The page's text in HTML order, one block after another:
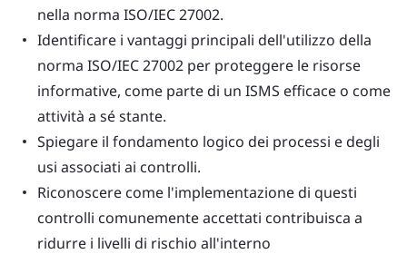
nella norma ISO/IEC 27002.
Identificare i vantaggi principali dell'utilizzo della
norma ISO/IEC 27002 per proteggere le risorse
informative, come parte di un ISMS efficace o come
attività a sé stante.
Spiegare il fondamento logico dei processi e degli
usi associati ai controlli.
Riconoscere come l'implementazione di questi
controlli comunemente accettati contribuisca a
ridurre i livelli di rischio all'interno